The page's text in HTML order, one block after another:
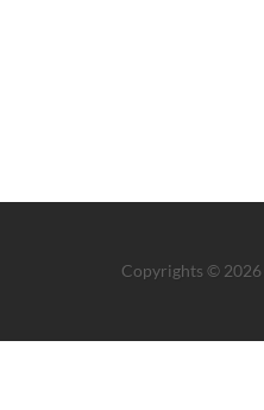
Copyrights © 2026